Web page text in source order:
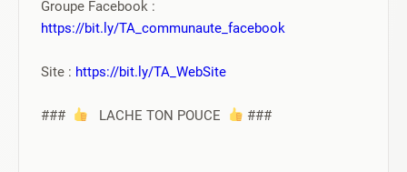
https://bit.ly/TA_communaute_facebook
Site : https://bit.ly/TA_WebSite
###
   LACHE TON POUCE
###